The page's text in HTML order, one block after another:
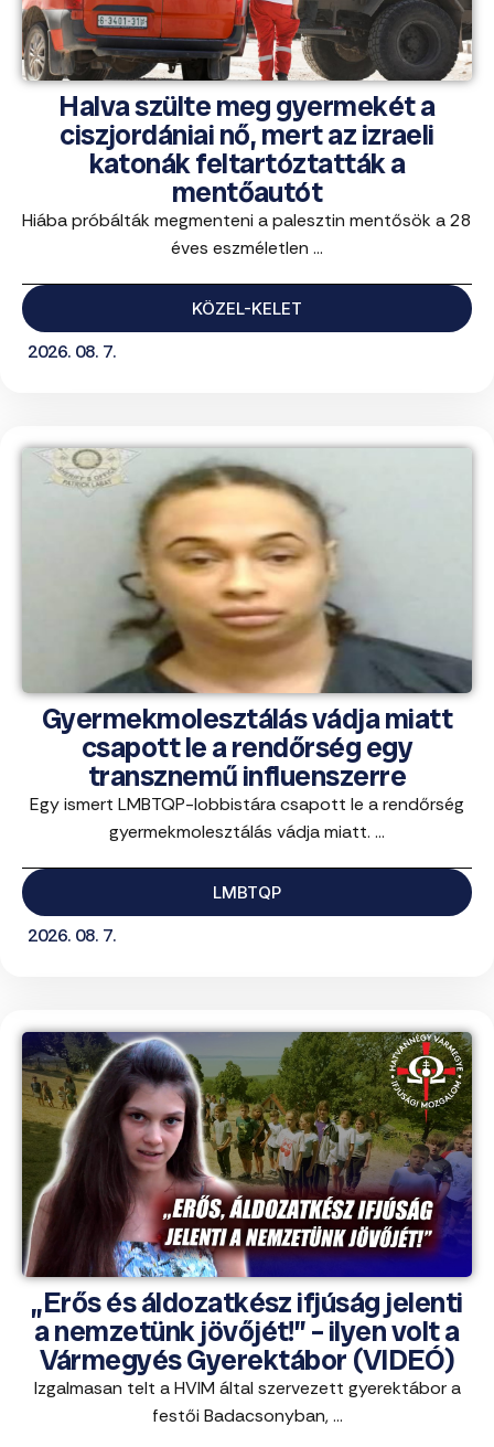
Halva szülte meg gyermekét a
ciszjordániai nő, mert az izraeli
katonák feltartóztatták a
mentőautót
Hiába próbálták megmenteni a palesztin mentősök a 28
éves eszméletlen ...
KÖZEL-KELET
2026. 08. 7.
Gyermekmolesztálás vádja miatt
csapott le a rendőrség egy
transznemű influenszerre
Egy ismert LMBTQP-lobbistára csapott le a rendőrség
gyermekmolesztálás vádja miatt. ...
LMBTQP
2026. 08. 7.
„Erős és áldozatkész ifjúság jelenti
a nemzetünk jövőjét!” – ilyen volt a
Vármegyés Gyerektábor (VIDEÓ)
Izgalmasan telt a HVIM által szervezett gyerektábor a
festői Badacsonyban, ...